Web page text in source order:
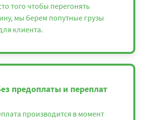
того чтобы перегонять
мы берем попутные грузы
клиента.
предоплаты и переплат
производится в момент